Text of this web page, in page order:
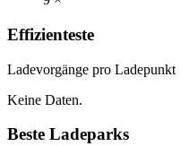
Effizienteste
Ladevorgänge pro Ladepunkt
Keine Daten.
Beste Ladeparks